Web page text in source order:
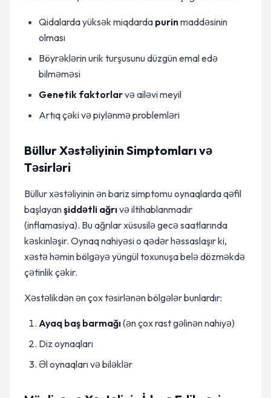
Qidalarda yüksək miqdarda purinmaddəsinin
olması
Böyrəklərin urik turşusunu düzgün emal edə
bilməməsi
Genetik faktorlarvə ailəvi meyil
Artıq çəki və piylənmə problemləri
Büllur Xəstəliyinin Simptomları və
Təsirləri
Büllur xəstəliyinin ən bariz simptomu oynaqlarda qəfil
başlayanşiddətli ağrıvə iltihablanmadır
(inflamasiya). Bu ağrılar xüsusilə gecə saatlarında
kəskinləşir. Oynaq nahiyəsi o qədər həssaslaşır ki,
xəstə həmin bölgəyə yüngül toxunuşa belə dözməkdə
çətinlik çəkir.
Xəstəlikdən ən çox təsirlənən bölgələr bunlardır:
Ayaq baş barmağı(ən çox rast gəlinən nahiyə)
Diz oynaqları
Əl oynaqları və biləklər